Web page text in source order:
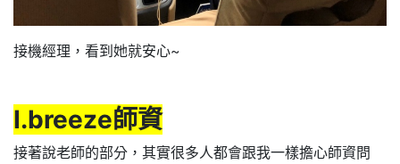
接機經理，看到她就安心~
I.breeze師資
接著說老師的部分，其實很多人都會跟我一樣擔心師資問